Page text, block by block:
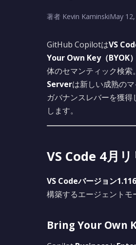
著者 Kevin KaminskiMay
GitHub CopilotはVS
Your Own Key（BYOK）
体のセマンティック検索。
Serverは新しい成熟の
ガバナンスレバーを獲
します。
VS Code 4月
VS Codeバージョン
構築するエージェントモ
Bring Your Own